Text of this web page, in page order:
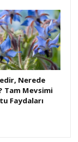
Nerede
Tam Mevsimi
Faydaları